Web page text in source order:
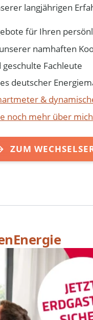
langjährigen
für Ihren
namhaften
Fachleute
deutscher
&
noch mehr über mich
ZUM